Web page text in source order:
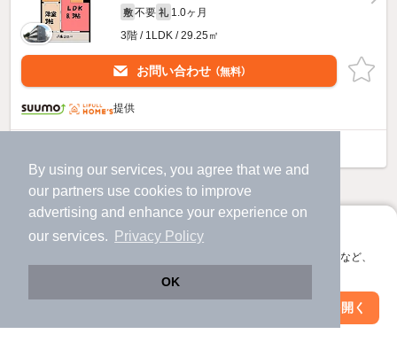
By using our services, you agree that we and
our partners use cookies to improve
advertising and enhance your experience on
our services.
Privacy Policy
OK
アプリに切り替えて、サクサクお部屋探し
会員登録なしですぐ使える。マップ検索やお気に入り保存など、
アプリを開く
敷 不要 礼 1.0ヶ月
3階 / 1LDK / 29.25㎡
お問い合わせ （無料）
提供
他の人はこんな条件で絞り込んでいます！
人気のこだわり条件
駐車場あり ペット相談
絞り込み条件を変更